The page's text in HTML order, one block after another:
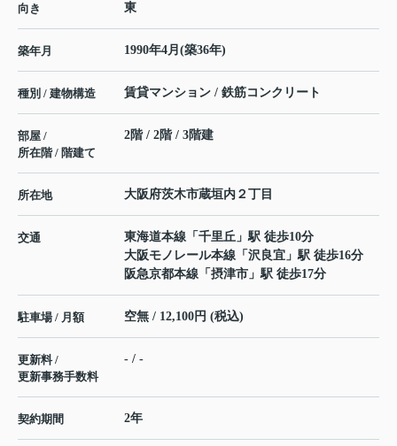
向き 東
築年月 1990年4月(築36年)
種別 / 建物構造 賃貸マンション / 鉄筋コンクリート
部屋 /
所在階 / 階建て
2階 / 2階 / 3階建
所在地 大阪府茨木市蔵垣内 ２丁目
交通 東海道本線 「 千里丘 」駅 徒歩10分
大阪モノレール本線 「 沢良宜 」駅 徒歩16分
阪急京都本線 「 摂津市 」駅 徒歩17分
駐車場 / 月額 空無 / 12,100円 (税込)
更新料 /
更新事務手数料
- / -
契約期間 2年